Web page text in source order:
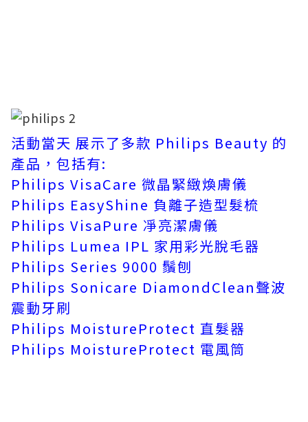
活動當天 展示了多款 Philips Beauty 的
產品，包括有:
Philips VisaCare 微晶緊緻煥膚儀
Philips EasyShine 負離子造型髮梳
Philips VisaPure 凈亮潔膚儀
Philips Lumea IPL 家用彩光脫毛器
Philips Series 9000 鬚刨
Philips Sonicare DiamondClean聲波
震動牙刷
Philips MoistureProtect 直髮器
Philips MoistureProtect 電風筒